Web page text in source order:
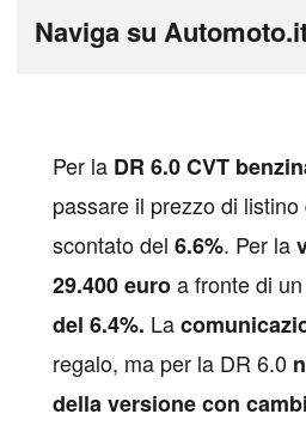
Naviga su
Per la DR 6.0 CVT
passare il prezzo di
scontato del 6.6%. Per la
29.400 euroa fronte di
del 6.4%. La
regalo, ma per la DR 6.0
della versione con